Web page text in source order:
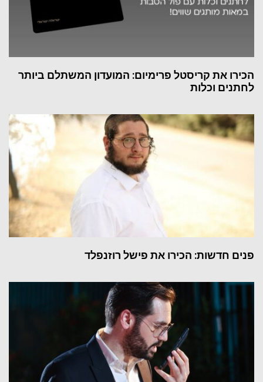
הכירו את קריסטל פרימיום: המועדון המשתלם ביותר
לחתנים וכלות
פנים חדשות: הכירו את פישל רוזנפלד